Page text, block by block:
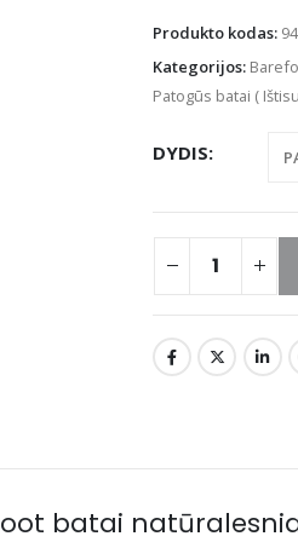
Produkto kodas:
Kategorijos:
Patogūs batai (
DYDIS
batai